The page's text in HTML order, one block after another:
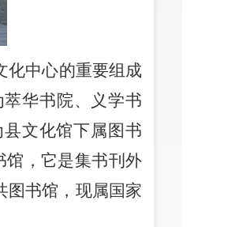
化中心的重要组成
华书院、义学书
文化馆下属图书
馆，它是集书刊外
图书馆，现属国家